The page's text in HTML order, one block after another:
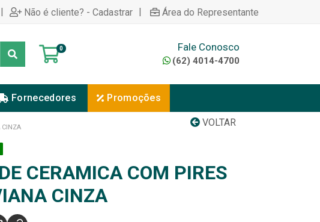
| Não é cliente? - Cadastrar | Área do Representante
0 Fale Conosco
(62) 4014-4700
Fornecedores Promoções
VOLTAR
CINZA
CERAMICA COM PIRES
CINZA